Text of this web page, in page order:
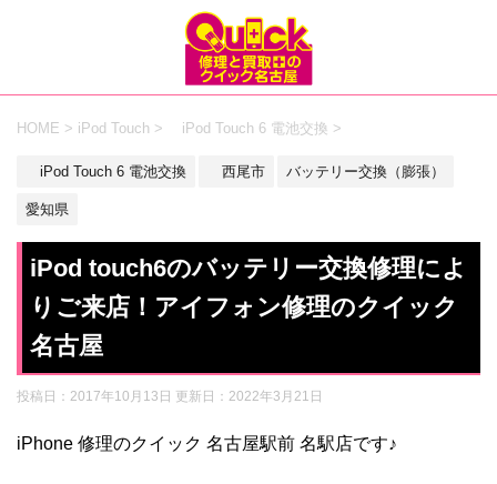
HOME > iPod Touch > iPod Touch 6 電池交換 >
iPod Touch 6 電池交換 西尾市 バッテリー交換（膨張）
愛知県
iPod touch6のバッテリー交換修理によ
りご来店！アイフォン修理のクイック
名古屋
投稿日：2017年10月13日 更新日： 2022年3月21日
iPhone 修理のクイック 名古屋駅前 名駅店です♪